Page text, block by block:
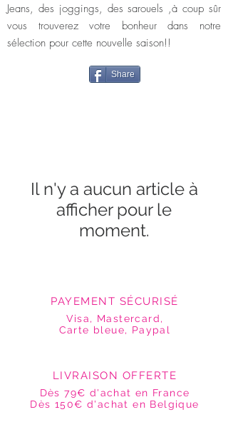
Jeans, des joggings, des sarouels ,à coup sûr
vous trouverez votre bonheur dans notre
sélection pour cette nouvelle saison!!
Share
Il n'y a aucun article à
afficher pour le
moment.
PAYEMENT SÉCURISÉ
Visa, Mastercard,
Carte bleue, Paypal
LIVRAISON OFFERTE
Dès 79€ d'achat en France
Dès 150€ d'achat en Belgique